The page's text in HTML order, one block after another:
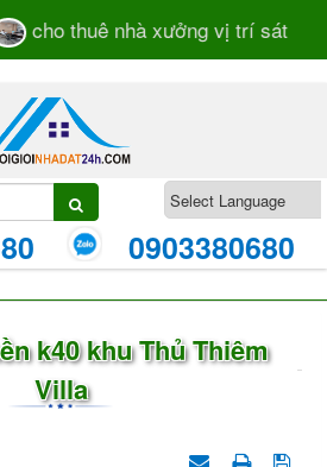
cho thuê nhà xưởng vị trí sát mặt
0903380680
k40 khu Thủ Thiêm
Villa